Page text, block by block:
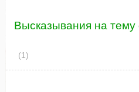
Высказывания на тему
(1)